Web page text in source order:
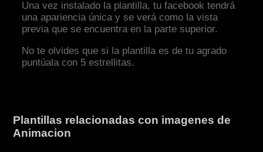
Una vez instalado la plantilla, tu facebook tendrá
una apariencia única y se verá como la vista
previa que se encuentra en la parte superior.
No te olvides que si la plantilla es de tu agrado
puntúala con 5 estrellitas.
Plantillas relacionadas con imagenes de
Animacion